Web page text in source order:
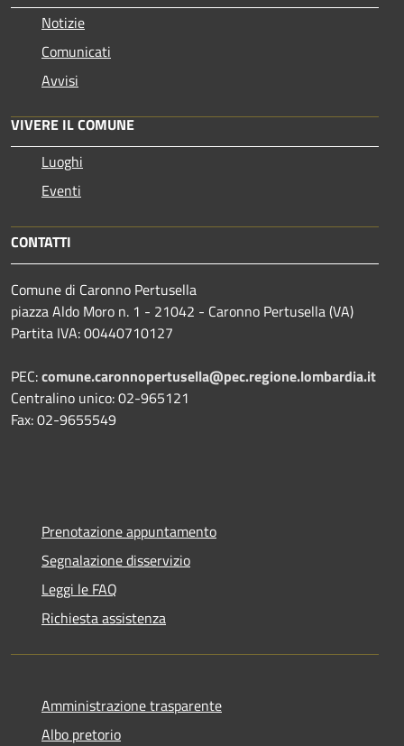
Notizie
Comunicati
Avvisi
VIVERE IL COMUNE
Luoghi
Eventi
CONTATTI
Comune di Caronno Pertusella
piazza Aldo Moro n. 1 - 21042 - Caronno Pertusella (VA)
Partita IVA: 00440710127
PEC:comune.caronnopertusella@pec.regione.lombardia.it
Centralino unico: 02-965121
Fax: 02-9655549
Prenotazione appuntamento
Segnalazione disservizio
Leggi le FAQ
Richiesta assistenza
Amministrazione trasparente
Albo pretorio